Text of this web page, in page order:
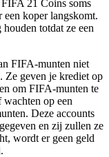
21 Coins soms
een koper langskomt.
totdat ze een
FIFA-munten niet
Ze geven je krediet op
om FIFA-munten te
op een
Deze accounts
en zij zullen ze
wordt er geen geld